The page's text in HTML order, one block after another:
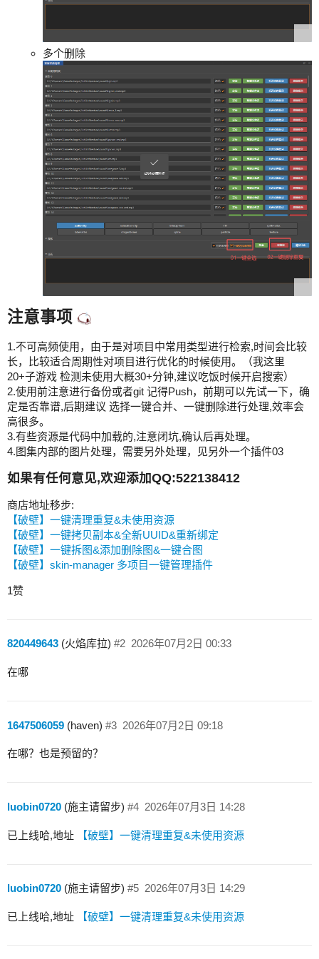
多个删除
注意事项
1.不可高频使用，由于是对项目中常用类型进行检索,时间会比较
长，比较适合周期性对项目进行优化的时候使用。（我这里
20+子游戏 检测未使用大概30+分钟,建议吃饭时候开启搜索）
2.使用前注意进行备份或者git 记得Push，前期可以先试一下，确
定是否靠谱,后期建议 选择一键合并、一键删除进行处理,效率会
高很多。
3.有些资源是代码中加载的,注意闭坑,确认后再处理。
4.图集内部的图片处理，需要另外处理，见另外一个插件03
如果有任何意见,欢迎添加QQ:522138412
商店地址移步:
【破壁】一键清理重复&未使用资源
【破壁】一键拷贝副本&全新UUID&重新绑定
【破壁】一键拆图&添加删除图&一键合图
【破壁】skin-manager 多项目一键管理插件
1赞
820449643 (火焰库拉) 2026年07月2日 00:33
#2
在哪
1647506059 (haven) 2026年07月2日 09:18
#3
在哪？也是预留的？
luobin0720 (施主请留步) 2026年07月3日 14:28
#4
已上线哈,地址 【破壁】一键清理重复&未使用资源
luobin0720 (施主请留步) 2026年07月3日 14:29
#5
已上线哈,地址 【破壁】一键清理重复&未使用资源